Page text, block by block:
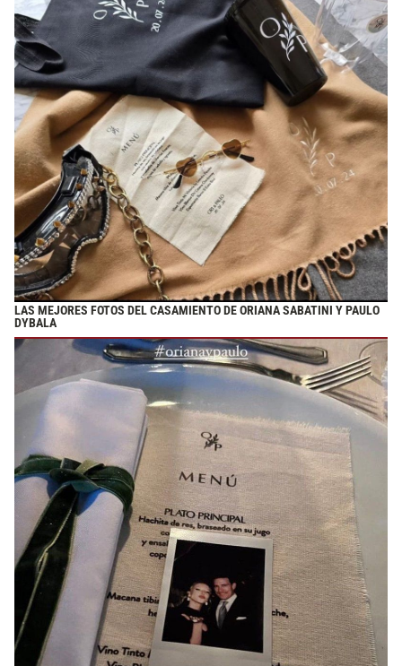
LAS MEJORES FOTOS DEL CASAMIENTO DE ORIANA SABATINI Y PAULO
DYBALA